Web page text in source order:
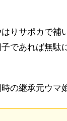
りサポカで補
であれば無駄
の継承元ウマ